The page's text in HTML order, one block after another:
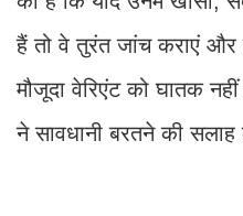
हैं तो वे तुरंत जांच कराएं और
मौजूदा वेरिएंट को घातक
ने सावधानी बरतने की सलाह